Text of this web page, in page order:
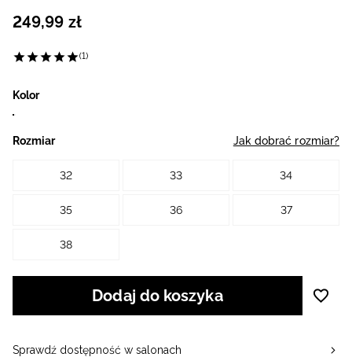
249,99 zł
(1)
Kolor
Rozmiar Jak dobrać rozmiar?
32 33 34
35 36 37
38
Dodaj do koszyka
Sprawdź dostępność w salonach